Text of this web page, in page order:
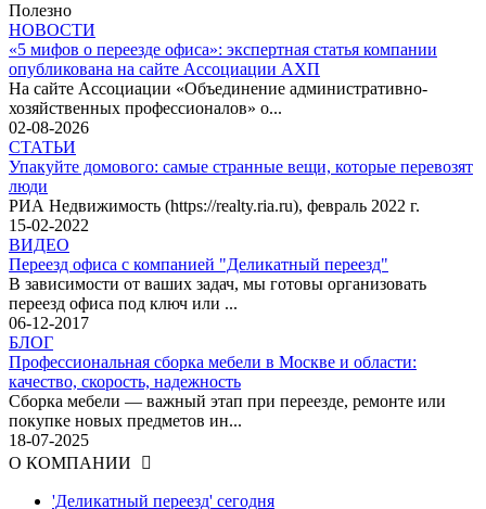
Полезно
НОВОСТИ
«5 мифов о переезде офиса»: экспертная статья компании
опубликована на сайте Ассоциации АХП
На сайте Ассоциации «Объединение административно-
хозяйственных профессионалов» о...
02-08-2026
СТАТЬИ
Упакуйте домового: самые странные вещи, которые перевозят
люди
РИА Недвижимость (https://realty.ria.ru), февраль 2022 г.
15-02-2022
ВИДЕО
Переезд офиса с компанией "Деликатный переезд"
В зависимости от ваших задач, мы готовы организовать
переезд офиса под ключ или ...
06-12-2017
БЛОГ
Профессиональная сборка мебели в Москве и области:
качество, скорость, надежность
Сборка мебели — важный этап при переезде, ремонте или
покупке новых предметов ин...
18-07-2025
О КОМПАНИИ
'Деликатный переезд' сегодня